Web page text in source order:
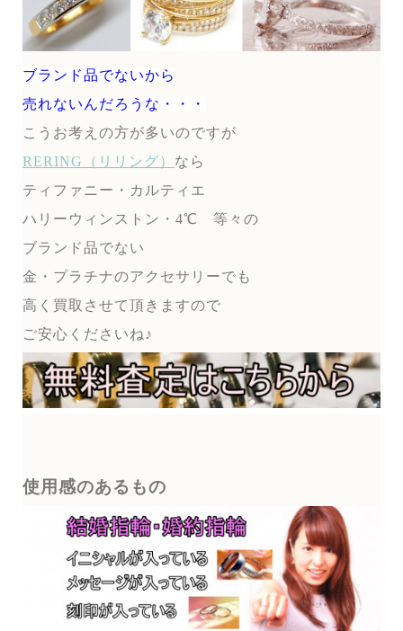
ブランド品でないから
売れないんだろうな・・・
こうお考えの方が多いのですが
RERING（リリング） なら
ティファニー・カルティエ
ハリーウィンストン・4℃ 等々の
ブランド品でない
金・プラチナのアクセサリーでも
高く買取させて頂きますので
ご安心くださいね♪
使用感のあるもの